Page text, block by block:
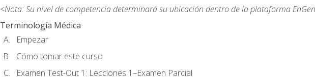
<Nota: Su nivel de competencia determinará su ubicación dentro de la plataforma
Terminología Médica
Empezar
Cómo tomar este curso
Examen Test-Out 1: Lecciones 1–Examen Parcial